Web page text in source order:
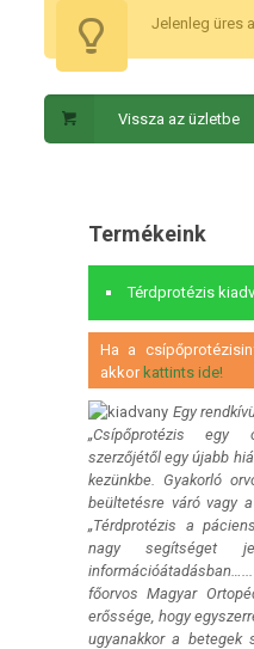
Jelenleg üres
Vissza az üzletbe
Termékeink
Térdprotézis
Ha a
akkor kattints ide!
Egy
„Csípőprotézis egy
szerzőjétől egy újabb
kezünkbe. Gyakorló
beültetésre váró vagy
„Térdprotézis a
nagy segítséget
információátadásban…...
főorvos Magyar
erőssége, hogy
ugyanakkor a betegek